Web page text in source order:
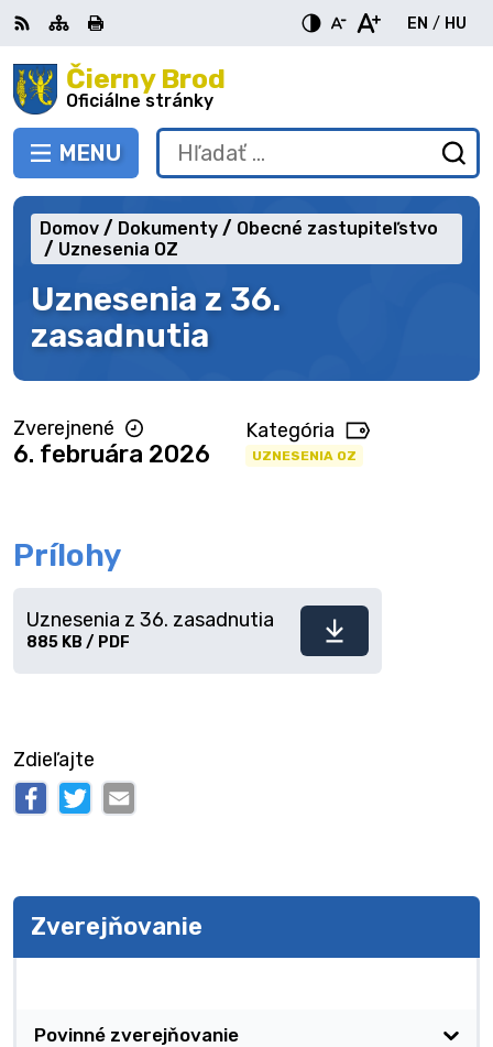
Preskočiť
na
obsah Čierny Brod
Oficiálne stránky
PREPNÚŤ
MENU
RSS MapaTlačiť
EN
English
/ HU
Hľadať:
Uznesenia z 36.
zasadnutia
Domov Dokumenty
Obecné zastupiteľstvo
Uznesenia OZ
Zverejnené
6. februára 2026
Kategória
UZNESENIA OZ
Prílohy
Stiahnuť
Uznesenia z 36. zasadnutia
885 KB / PDF
Zdieľajte
Zverejňovanie
Povinné zverejňovanie